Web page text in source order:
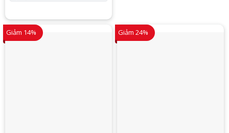
Giảm 14% Giảm 24%